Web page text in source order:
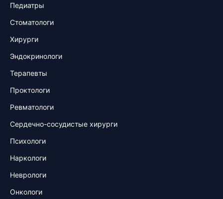
Педиатры
Стоматологи
Хирурги
Эндокринологи
Терапевты
Проктологи
Ревматологи
Сердечно-сосудистые хирурги
Психологи
Наркологи
Неврологи
Онкологи